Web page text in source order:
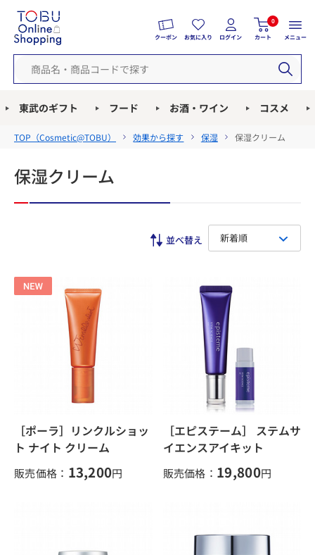
クーポン お気に入り ログイン
0
カート メニュー
東武のギフト フード お酒・ワイン コスメ
TOP（Cosmetic@TOBU） 効果から探す 保湿 保湿クリーム
保湿クリーム
新着順
［ポーラ］リンクルショッ
ト ナイト クリーム
販売価格： 13,200円
［エピステーム］ ステムサ
イエンスアイキット
販売価格： 19,800円